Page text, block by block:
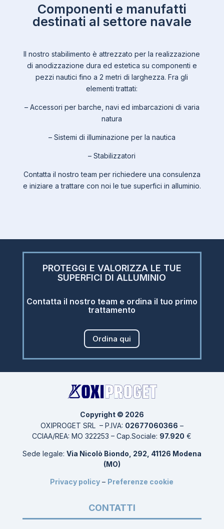
Componenti e manufatti
destinati al settore navale
Il nostro stabilimento è attrezzato per la realizzazione
di anodizzazione dura ed estetica su componenti e
pezzi nautici fino a 2 metri di larghezza. Fra gli
elementi trattati:
– Accessori per barche, navi ed imbarcazioni di varia
natura
– Sistemi di illuminazione per la nautica
– Stabilizzatori
Contatta il nostro team per richiedere una consulenza
e iniziare a trattare con noi le tue superfici in alluminio.
PROTEGGI E VALORIZZA LE TUE
SUPERFICI DI ALLUMINIO
Contatta il nostro team e ordina il tuo primo
trattamento
Ordina qui
Copyright © 2026
OXIPROGET SRL – P.IVA: 02677060366 –
CCIAA/REA: MO 322253 – Cap.Sociale: 97.920 €
Sede legale: Via Nicolò Biondo, 292, 41126 Modena
(MO)
Privacy policy – Preferenze cookie
CONTATTI